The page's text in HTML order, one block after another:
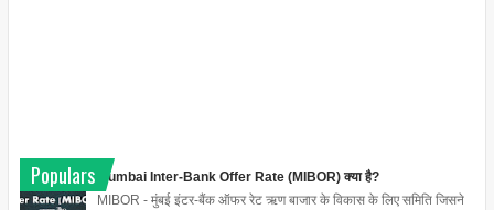
Populars
Mumbai Inter-Bank Offer Rate (MIBOR) क्या है?
MIBOR - मुंबई इंटर-बैंक ऑफर रेट ऋण बाजार के विकास के लिए समिति जिसने